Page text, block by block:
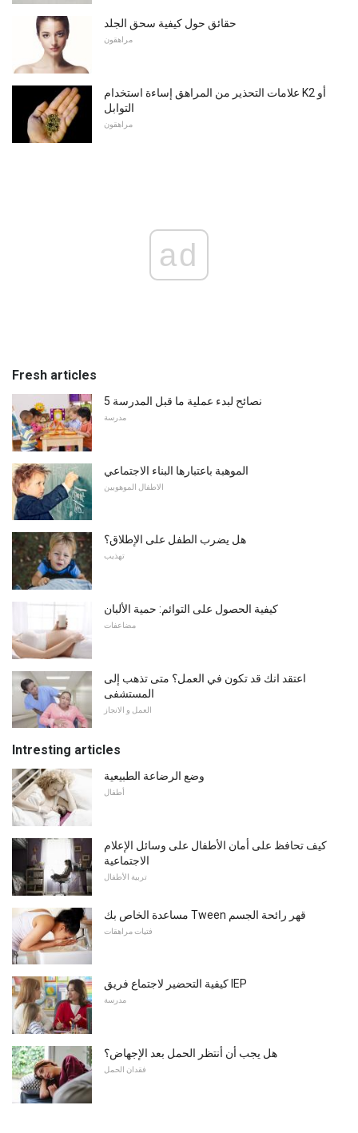
حقائق حول كيفية سحق الجلد
مراهقون
علامات التحذير من المراهق إساءة استخدام K2 أو
التوابل
مراهقون
ad
Fresh articles
5 نصائح لبدء عملية ما قبل المدرسة
مدرسة
الموهبة باعتبارها البناء الاجتماعي
الاطفال الموهوبين
هل يضرب الطفل على الإطلاق؟
تهذيب
كيفية الحصول على التوائم: حمية الألبان
مضاعفات
اعتقد انك قد تكون في العمل؟ متى تذهب إلى
المستشفى
العمل و الانجاز
Intresting articles
وضع الرضاعة الطبيعية
أطفال
كيف تحافظ على أمان الأطفال على وسائل الإعلام
الاجتماعية
تربية الأطفال
مساعدة الخاص بك Tween قهر رائحة الجسم
فتيات مراهقات
كيفية التحضير لاجتماع فريق IEP
مدرسة
هل يجب أن أنتظر الحمل بعد الإجهاض؟
فقدان الحمل